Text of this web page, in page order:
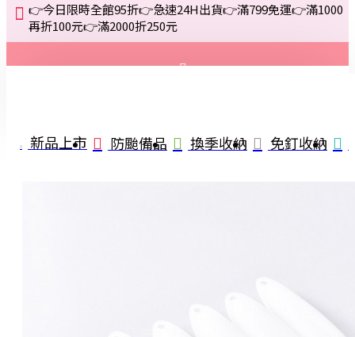
👉今日限時全館95折👉急速24H出貨👉滿799免運👉滿1000
再折100元👉滿2000折250元
註冊
新品上市 防颱備品 換季收納 免釘收納